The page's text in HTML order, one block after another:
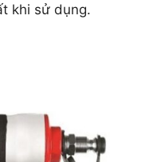
khi sử dụng.